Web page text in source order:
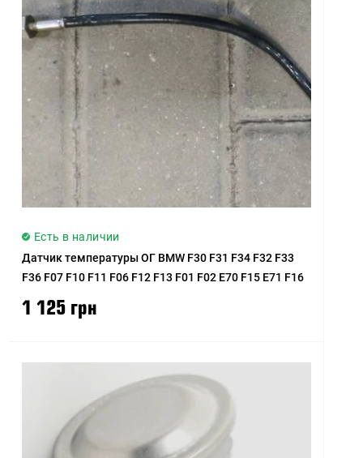
Цена (высокая > низкая)
Рейтинг (начиная с
высокого)
Рейтинг (начиная с
низкого)
Модель (А - Я)
Модель (Я - А)
Есть в наличии
Датчик температуры ОГ BMW F30 F31 F34 F32 F33
F36 F07 F10 F11 F06 F12 F13 F01 F02 E70 F15 E71 F16
1 125 грн